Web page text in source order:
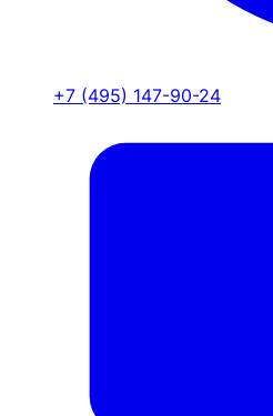
+7 (495) 147-90-24